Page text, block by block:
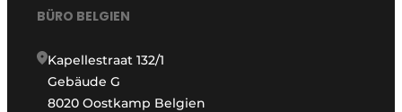
BÜRO BELGIEN
Kapellestraat 132/1
Gebäude G
8020 Oostkamp Belgien